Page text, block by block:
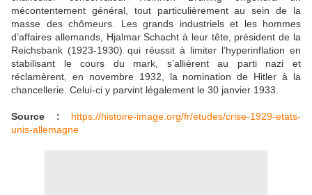
mécontentement général, tout particulièrement au sein de la
masse des chômeurs. Les grands industriels et les hommes
d’affaires allemands, Hjalmar Schacht à leur tête, président de la
Reichsbank (1923-1930) qui réussit à limiter l’hyperinflation en
stabilisant le cours du mark, s’allièrent au parti nazi et
réclamèrent, en novembre 1932, la nomination de Hitler à la
chancellerie. Celui-ci y parvint légalement le 30 janvier 1933.
Source :
https://histoire-image.org/fr/etudes/crise-1929-etats-
unis-allemagne